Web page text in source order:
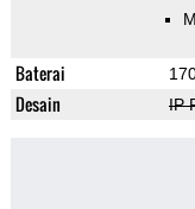
Baterai
Desain IP